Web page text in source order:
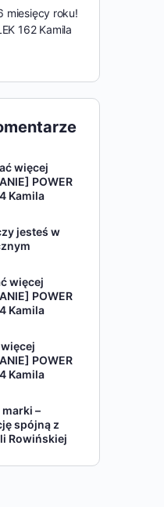
miesięcy roku!
162 Kamila
więcej
POWER
Kamila
jesteś w
więcej
POWER
Kamila
POWER
Kamila
–
spójną z
Rowińskiej